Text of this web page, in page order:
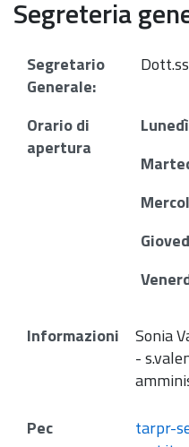
Segreteria
Segretario
Generale:
Orario di
apertura
Lunedì
Informazioni
Sonia
-
Pec
tarpr-